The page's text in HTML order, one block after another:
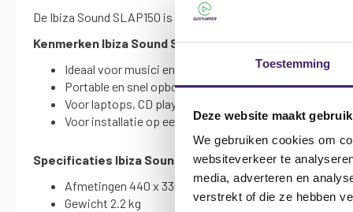
Toestemming
Deze website maakt
We gebruiken cookies om
websiteverkeer te
media, adverteren en
verstrekt of die ze hebben
De Ibiza Sound SLAP150 is notebook projector platform
Kenmerken Ibiza Sound SLAP150 notebook
Ideaal voor musici en DJ's
Portable en snel opbouwbaar
Voor laptops, CD players, mengpanelen enz.
Voor installatie op een luidspreker standaard
Specificaties Ibiza Sound SLAP150 notebook
Afmetingen 440 x 330 85 mm
Gewicht 2.2 kg